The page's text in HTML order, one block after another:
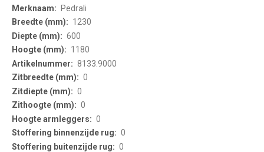
Pedrali
1230
600
1180
8133.9000
0
0
0
0
0
0